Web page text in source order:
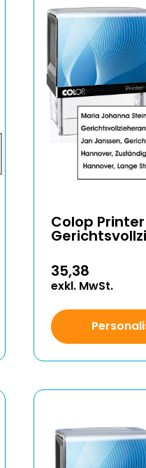
Colop
35,38
exkl. MwSt.